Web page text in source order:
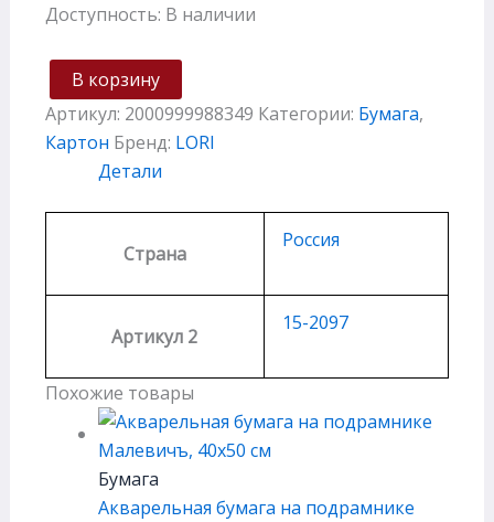
Доступность: В наличии
В корзину
Артикул: 2000999988349 Категории: Бумага,
Картон Бренд: LORI
Детали
Страна
Россия
Артикул 2
15-2097
Похожие товары
Бумага
Акварельная бумага на подрамнике